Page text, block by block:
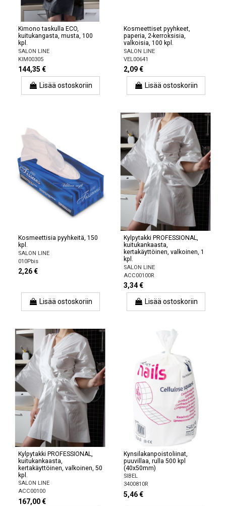
Kimono taskulla ECO,
kuitukangasta, musta, 100
kpl.
SALON LINE
KIM00305
144,35 €
Lisää ostoskoriin
Kosmeettiset pyyhkeet,
paperia, 2-kerroksisia,
valkoisia, 100 kpl.
SALON LINE
VEL00641
2,09 €
Lisää ostoskoriin
Kosmeettisia pyyhkeitä, 150
kpl.
SALON LINE
010Pbis
2,26 €
Lisää ostoskoriin
Kylpytakki PROFESSIONAL,
kuitukankaasta,
kertakäyttöinen, valkoinen, 1
kpl.
SALON LINE
ACC00100R
3,34 €
Lisää ostoskoriin
Kylpytakki PROFESSIONAL,
kuitukankaasta,
kertakäyttöinen, valkoinen, 50
kpl.
SALON LINE
ACC00100
167,00 €
Kynsilakanpoistoliinat,
puuvillaa, rulla 500 kpl
(40x50mm)
SIBEL
3400810R
5,46 €